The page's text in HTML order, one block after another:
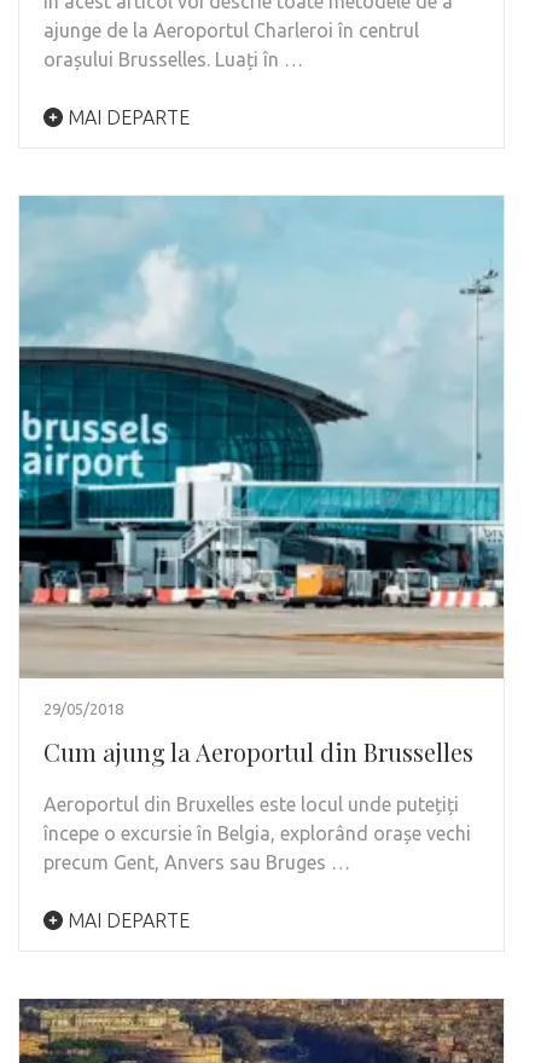
ajunge de la Aeroportul Charleroi în centrul
orașului Brusselles. Luați în …
MAI DEPARTE
29/05/2018
Cum ajung la Aeroportul din Brusselles
Aeroportul din Bruxelles este locul unde putețiți
începe o excursie în Belgia, explorând orașe vechi
precum Gent, Anvers sau Bruges …
MAI DEPARTE